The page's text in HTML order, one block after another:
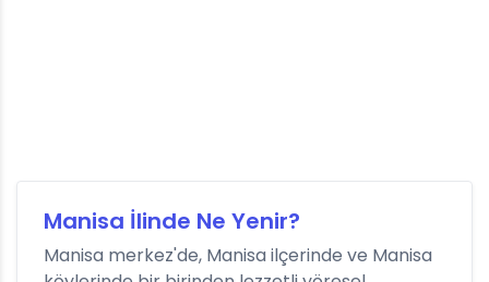
Manisa İlinde Ne Yenir?
Manisa merkez'de, Manisa ilçerinde ve Manisa